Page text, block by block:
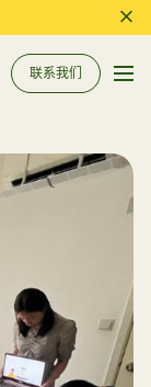
联系我们